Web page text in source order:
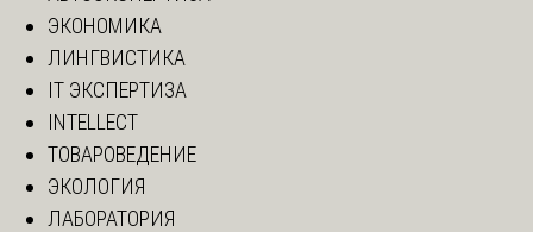
ЭКОНОМИКА
ЛИНГВИСТИКА
IT ЭКСПЕРТИЗА
INTELLECT
ТОВАРОВЕДЕНИЕ
ЭКОЛОГИЯ
ЛАБОРАТОРИЯ